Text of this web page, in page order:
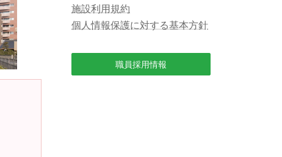
施設利用規約
個人情報保護に対する基本方針
職員採用情報